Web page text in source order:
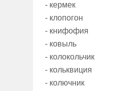
- кермек
- клопогон
- книфофия
- ковыль
- колокольчик
- кольквиция
- колючник